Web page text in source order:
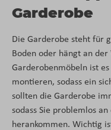
Garderobe
Die Garderobe steht für
Boden oder hängt an
Garderobenmöbeln ist
montieren, sodass ein
sollten die Garderobe
sodass Sie problemlos
herankommen. Wichtig